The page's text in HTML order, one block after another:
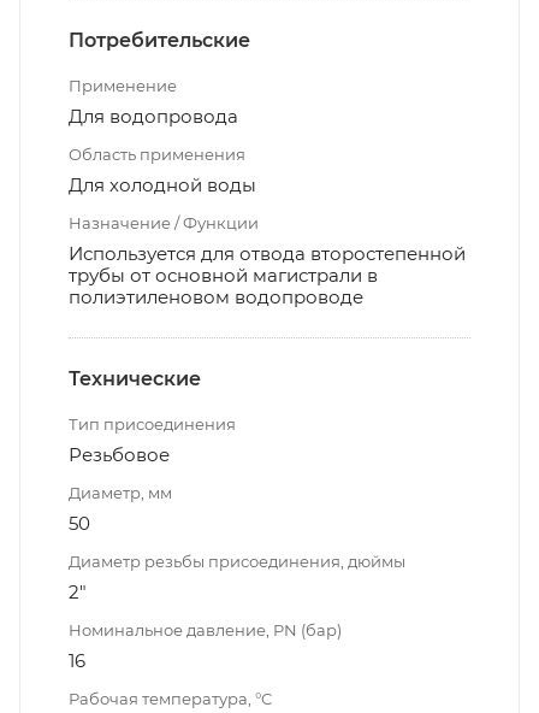
Потребительские
Применение
Для водопровода
Область применения
Для холодной воды
Назначение / Функции
Используется для отвода второстепенной
трубы от основной магистрали в
полиэтиленовом водопроводе
Технические
Тип присоединения
Резьбовое
Диаметр, мм
50
Диаметр резьбы присоединения, дюймы
2"
Номинальное давление, PN (бар)
16
Рабочая температура, °С